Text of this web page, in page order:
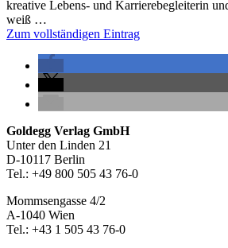
kreative Lebens- und Karrierebegleiterin
weiß …
Zum vollständigen Eintrag
Seitenleiste
Footer-
Section
Goldegg Verlag GmbH
Unter den Linden 21
D-10117 Berlin
Tel.: +49 800 505 43 76-0
Mommsengasse 4/2
A-1040 Wien
Tel.: +43 1 505 43 76-0